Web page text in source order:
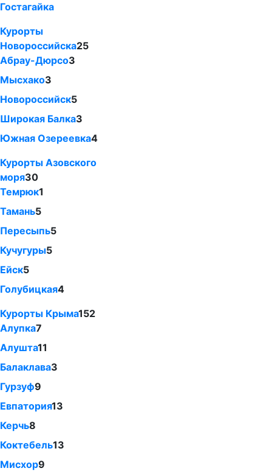
Гостагайка
Курорты
Новороссийска25
Абрау-Дюрсо3
Мысхако3
Новороссийск5
Широкая Балка3
Южная Озереевка4
Курорты Азовского
моря30
Темрюк1
Тамань5
Пересыпь5
Кучугуры5
Ейск5
Голубицкая4
Курорты Крыма152
Алупка7
Алушта11
Балаклава3
Гурзуф9
Евпатория13
Керчь8
Коктебель13
Мисхор9